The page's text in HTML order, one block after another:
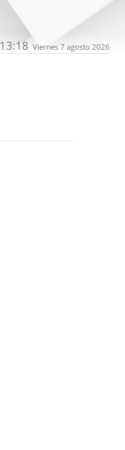
13:18 Viernes 7 agosto 2026